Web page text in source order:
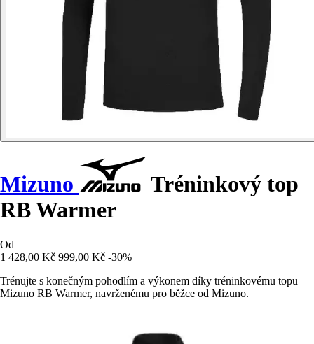
Mizuno
Tréninkový top
RB Warmer
Od
1 428,00 Kč 999,00 Kč -30%
Trénujte s konečným pohodlím a výkonem díky tréninkovému topu
Mizuno RB Warmer, navrženému pro běžce od Mizuno.